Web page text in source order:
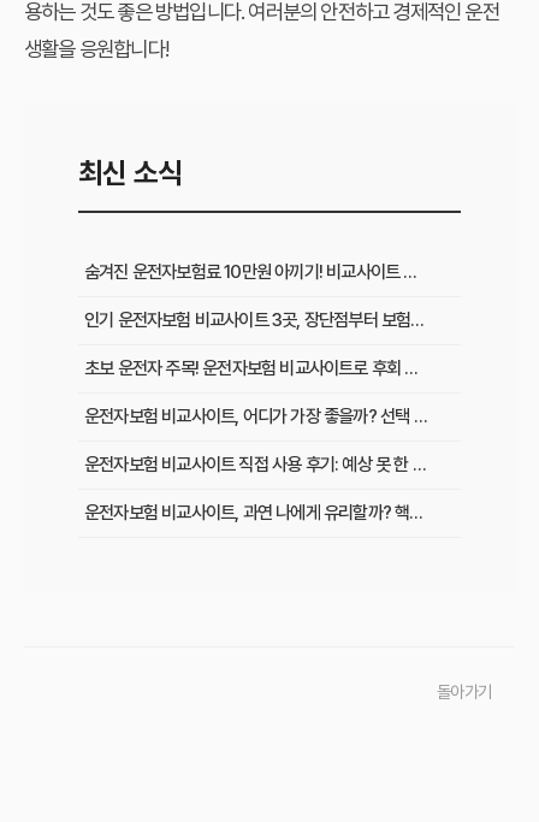
용하는 것도 좋은 방법입니다. 여러분의 안전하고 경제적인 운전
생활을 응원합니다!
최신 소식
숨겨진 운전자보험료 10만원 아끼기! 비교사이트 활용법 이것부터 확인
인기 운전자보험 비교사이트 3곳, 장단점부터 보험료 차이까지 한눈에 비교
초보 운전자 주목! 운전자보험 비교사이트로 후회 없이 가입하는 핵심 꿀팁
운전자보험 비교사이트, 어디가 가장 좋을까? 선택 기준 완벽 분석
운전자보험 비교사이트 직접 사용 후기: 예상 못 한 단점과 알짜배기 혜택
운전자보험 비교사이트, 과연 나에게 유리할까? 핵심 정보 총정리
돌아가기